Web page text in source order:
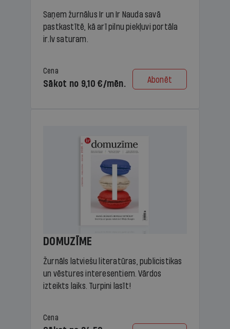
Saņem žurnālus Ir un Ir Nauda savā
pastkastītē, kā arī pilnu piekļuvi portāla
ir.lv saturam.
Cena
Sākot no 9,10 €/mēn. Abonēt
DOMUZĪME
Žurnāls latviešu literatūras, publicistikas
un vēstures interesentiem. Vārdos
izteikts laiks. Turpini lasīt!
Cena